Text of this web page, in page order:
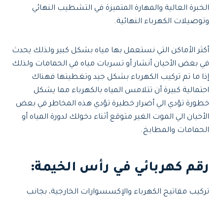
الخبرة العالية والمهارة المتميزة في التشطيب النهائي
وتوصيلات الكهرباء النهائية.
أكثر الأماكن التي نستعمل بها مياه بشكل كبير ولذلك يحدث
في بعض الأحيان أنشار أو تسربات مياه في الحمامات ولذلك
إذا ما تم تركيب الكهرباء بشكل جيد وتغطيتها فهناك
احتمالية كبيرة أن تتلامس المياه بالكهرباء مما يشكل
خطورة تؤدي الي أضرار خطيرة تؤدي هذه المخاطر في بعض
الأحيان الي الموت الغير متوقع أثناء دخولك لدورة المياه أو
الحمامات والمطابخ.
رقم كهربائي في رأس الخيمة:
تركيب مفاتيح الكهرباء والإكسسوارات الخارجية، بجانب